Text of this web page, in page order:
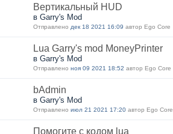
Вертикальный HUD
в Garry's Mod
Отправлено дек 18 2021 16:09 автор Ego Core
Lua Garry's mod MoneyPrinter
в Garry's Mod
Отправлено ноя 09 2021 18:52 автор Ego Core
bAdmin
в Garry's Mod
Отправлено июл 21 2021 17:20 автор Ego Core
Помогите с кодом lua